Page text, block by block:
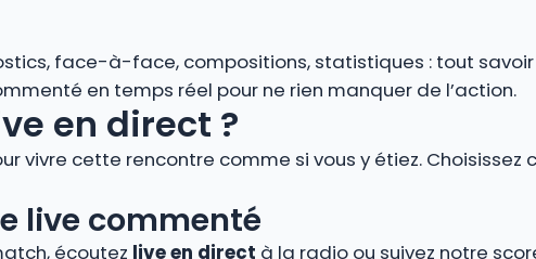
face-à-face, compositions, statistiques : tout
en temps réel pour ne rien manquer de l’action.
en direct ?
vivre cette rencontre comme si vous y étiez. Choisissez
live commenté
écoutez live en direct à la radio ou suivez notre